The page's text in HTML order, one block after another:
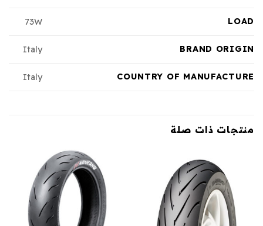
LOAD
73W
BRAND ORIGIN
Italy
COUNTRY OF MANUFACTURE
Italy
منتجات ذات صلة